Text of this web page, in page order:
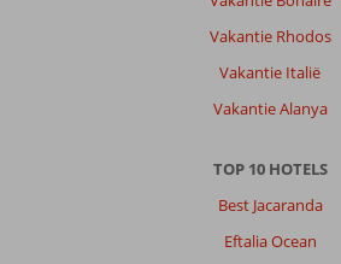
Vakantie Rhodos
Vakantie Italië
Vakantie Alanya
TOP 10 HOTELS
Best Jacaranda
Eftalia Ocean